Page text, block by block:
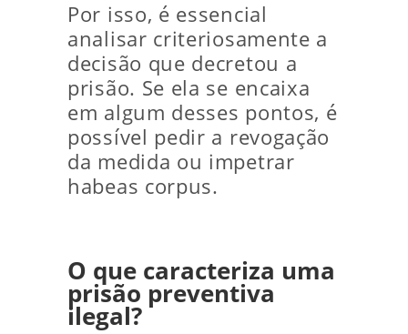
Por isso, é essencial
analisar criteriosamente a
decisão que decretou a
prisão. Se ela se encaixa
em algum desses pontos, é
possível pedir a revogação
da medida ou impetrar
habeas corpus.
O que caracteriza uma
prisão preventiva
ilegal?